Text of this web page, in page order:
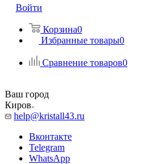
Войти
Корзина0
Избранные товары0
Сравнение товаров0
Ваш город
Киров
help@kristall43.ru
Вконтакте
Telegram
WhatsApp